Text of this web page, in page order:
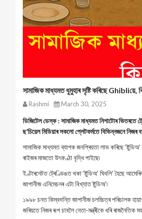
সামাজিক মাধ্যমত ধুমুহাৰ সৃষ্টি কৰিছে
Rashmi March 30, 2025
ডিজিটেল ডেস্ক : সামাজিক মাধ্যমত নিশাটোৰ ভিতৰতে
ছ’চিয়েল মিডিয়াৰ সকলো প্লেটফৰ্মতে বিভিন্নজনে
সামাজিক মাধ্যমত ব্যাপক জনপ্ৰিয়তা লাভ কৰিছে
ৰাইজৰ মাজতো উৎকণ্ঠা বৃদ্ধি পাইছে৷
ইণ্টাৰনেটত ট্ৰেণ্ডিঙত থকা ‘ষ্টুডিঅ’ ঘিবলি’ হৈছে
জাপানীজ এনিমেচনৰ এটা বিখ্যাত ষ্টুডিঅ’৷
১৯৯৮ চনত কিম্বদন্তি জাপানীজ চলচ্চিত্ৰ পৰিচালক
জৰিয়তে নিজৰ ৰূপ চাবলৈ নেতা-মন্ত্ৰীকে ধৰি